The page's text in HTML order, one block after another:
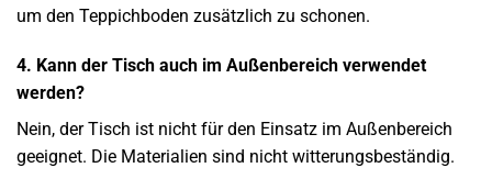
um den Teppichboden zusätzlich zu schonen.
4. Kann der Tisch auch im Außenbereich verwendet
werden?
Nein, der Tisch ist nicht für den Einsatz im Außenbereich
geeignet. Die Materialien sind nicht witterungsbeständig.